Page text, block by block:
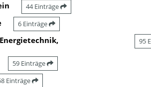
44 Einträge
6 Einträge
95
59 Einträge
Einträge